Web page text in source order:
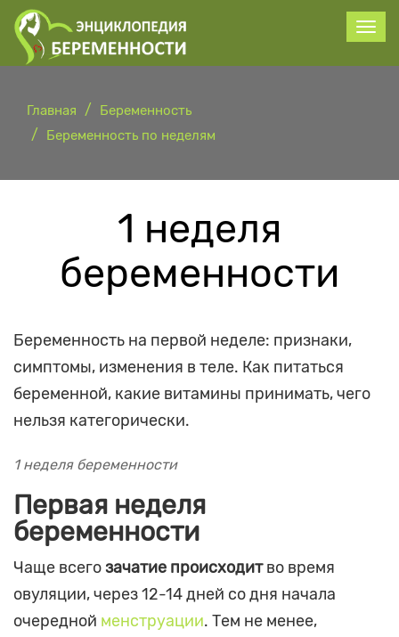
Главная
Беременность
Беременность по неделям
1 неделя
беременности
Беременность на первой неделе: признаки,
симптомы, изменения в теле. Как питаться
беременной, какие витамины принимать, чего
нельзя категорически.
1 неделя беременности
Первая неделя
беременности
Чаще всего зачатие происходитво время
овуляции, через 12-14 дней со дня начала
очередной менструации. Тем не менее,